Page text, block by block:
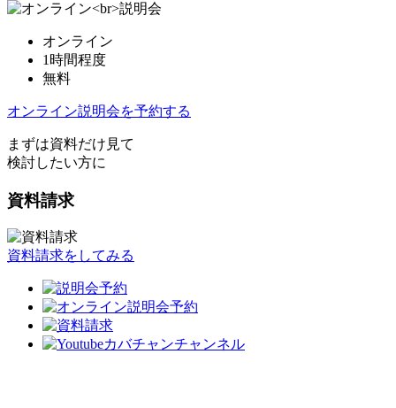
オンライン
1時間程度
無料
オンライン説明会を予約する
まずは資料だけ見て
検討したい方に
資料請求
資料請求をしてみる